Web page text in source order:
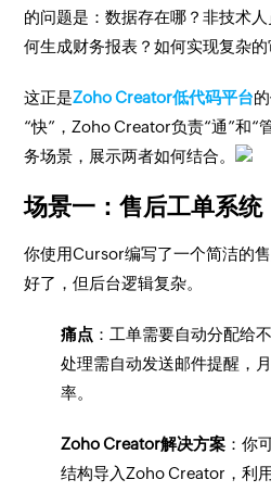
的问题是：数据存在哪？非技术
何生成财务报表？如何实现复杂的
这正是Zoho Creator低代码平台
“快”，Zoho Creator负责“通”和“
务场景，展示两者如何结合。
场景一：售后工单系统
你使用Cursor编写了一个简洁的
好了，但后台逻辑复杂。
痛点 ：工单需要自动分配给
处理需自动发送邮件提醒，
率。
Zoho Creator解决方案 ：你
结构导入Zoho Creator，利